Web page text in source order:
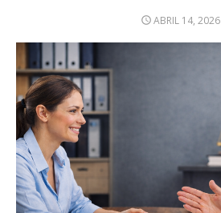
POSTED
ABRIL 14, 2026